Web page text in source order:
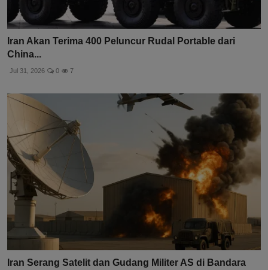
Iran Akan Terima 400 Peluncur Rudal Portable dari
China...
Jul 31, 2026 0 7
Iran Serang Satelit dan Gudang Militer AS di Bandara